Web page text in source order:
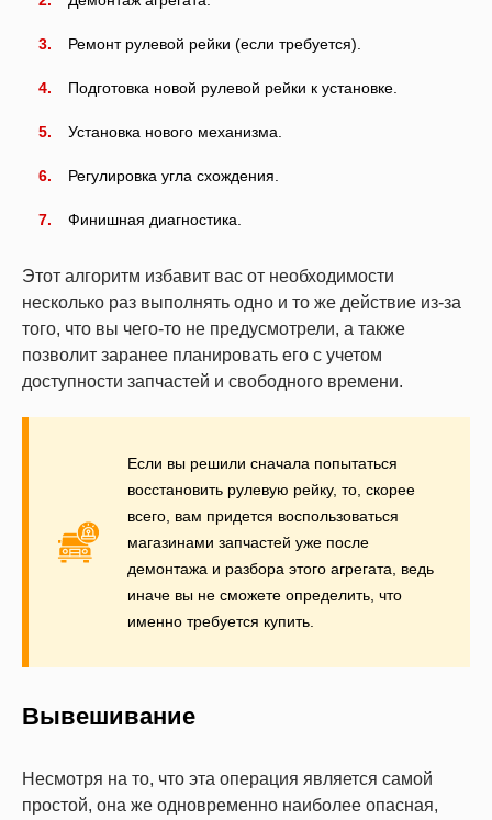
Ремонт рулевой рейки (если требуется).
Подготовка новой рулевой рейки к установке.
Установка нового механизма.
Регулировка угла схождения.
Финишная диагностика.
Этот алгоритм избавит вас от необходимости
несколько раз выполнять одно и то же действие из-за
того, что вы чего-то не предусмотрели, а также
позволит заранее планировать его с учетом
доступности запчастей и свободного времени.
Если вы решили сначала попытаться
восстановить рулевую рейку, то, скорее
всего, вам придется воспользоваться
магазинами запчастей уже после
демонтажа и разбора этого агрегата, ведь
иначе вы не сможете определить, что
именно требуется купить.
Вывешивание
Несмотря на то, что эта операция является самой
простой, она же одновременно наиболее опасная,